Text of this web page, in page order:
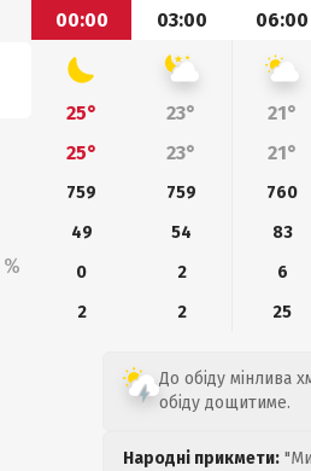
00:00
03:00 06:00
25° 23° 21°
25°
23° 21°
759 759 760
49
54 83
0
2 6
2
2 25
До обіду мінлива
обіду дощитиме.
Народні прикмети: